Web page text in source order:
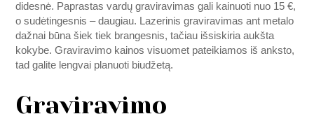
didesnė. Paprastas vardų graviravimas gali kainuoti nuo 15 €,
o sudėtingesnis – daugiau. Lazerinis graviravimas ant metalo
dažnai būna šiek tiek brangesnis, tačiau išsiskiria aukšta
kokybe. Graviravimo kainos visuomet pateikiamos iš anksto,
tad galite lengvai planuoti biudžetą.
Graviravimo